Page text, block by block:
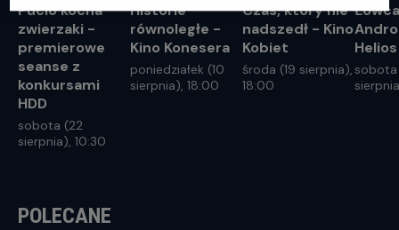
Pucio kocha
zwierzaki -
premierowe
seanse z
konkursami
HDD
sobota (22
sierpnia), 10:30
Historie
równoległe -
Kino Konesera
poniedziałek (10
sierpnia), 18:00
Czas, który nie
nadszedł - Kino
Kobiet
środa (19 sierpnia),
18:00
Łowca
POLECANE